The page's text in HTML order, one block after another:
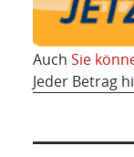
Auch Sie
Jeder Betrag